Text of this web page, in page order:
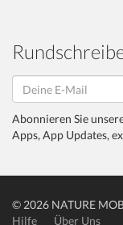
Abonnieren Sie
Apps, App Updates,
© 2026 NATURE
Hilfe
Über Uns